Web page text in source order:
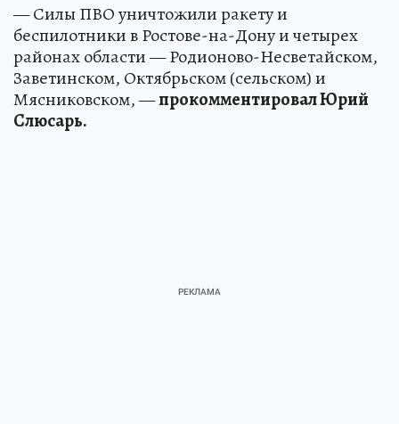
— Силы ПВО уничтожили ракету и
беспилотники в Ростове-на-Дону и четырех
районах области — Родионово-Несветайском,
Заветинском, Октябрьском (сельском) и
Мясниковском, —прокомментировал Юрий
Слюсарь.